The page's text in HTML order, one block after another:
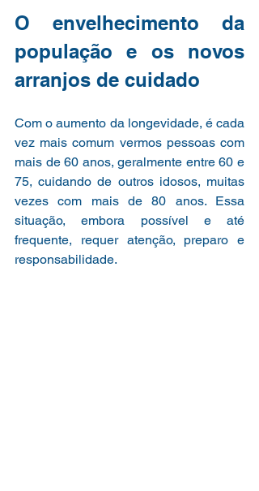
O envelhecimento da
população e os novos
arranjos de cuidado
Com o aumento da longevidade, é cada
vez mais comum vermos pessoas com
mais de 60 anos, geralmente entre 60 e
75, cuidando de outros idosos, muitas
vezes com mais de 80 anos. Essa
situação, embora possível e até
frequente, requer atenção, preparo e
responsabilidade.